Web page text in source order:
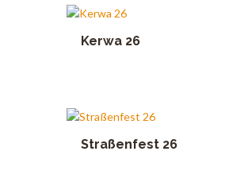
Kerwa 26
Straßenfest 26